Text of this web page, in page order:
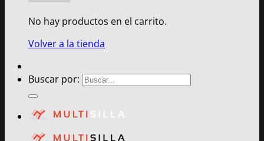
No hay productos en el carrito.
Volver a la tienda
Buscar por: